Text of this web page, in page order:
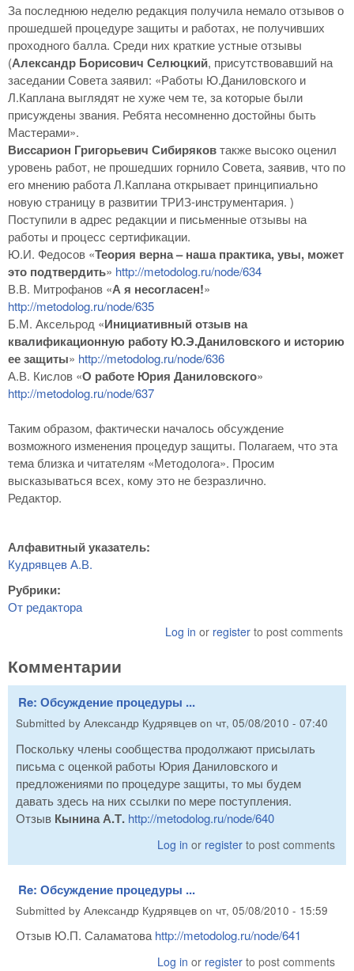
За последнюю неделю редакция получила немало отзывов о
прошедшей процедуре защиты и работах, не получивших
проходного балла. Среди них краткие устные отзывы
(Александр Борисович Селюцкий, присутствовавший на
заседании Совета заявил: «Работы Ю.Даниловского и
Л.Каплана выглядят не хуже чем те, за которые были
присуждены звания. Ребята несомненно достойны быть
Мастерами».
Виссарион Григорьевич Сибиряковтакже высоко оценил
уровень работ, не прошедших горнило Совета, заявив, что по
его мнению работа Л.Каплана открывает принципиально
новую страницу в развитии ТРИЗ-инструментария. )
Поступили в адрес редакции и письменные отзывы на
работы и процесс сертификации.
Ю.И. Федосов «Теория верна – наша практика, увы, может
это подтвердить» http://metodolog.ru/node/634
В.В. Митрофанов «А я несогласен!»
http://metodolog.ru/node/635
Б.М. Аксельрод «Инициативный отзыв на
квалификационную работу Ю.Э.Даниловского и историю
ее защиты» http://metodolog.ru/node/636
А.В. Кислов «О работе Юрия Даниловского»
http://metodolog.ru/node/637
Таким образом, фактически началось обсуждение
возможного изменения процедур защиты. Полагаем, что эта
тема близка и читателям «Методолога». Просим
высказываться всех, кому это не безразлично.
Редактор.
Алфавитный указатель:
Кудрявцев А.В.
Рубрики:
От редактора
Log in or register to post comments
Комментарии
Re: Обсуждение процедуры ...
Submitted by Александр Кудрявцев on чт, 05/08/2010 - 07:40
Поскольку члены сообщества продолжают присылать
письма с оценкой работы Юрия Даниловского и
предложениями по процедуре защиты, то мы будем
давать здесь на них ссылки по мере поступления.
Отзыв Кынина А.Т. http://metodolog.ru/node/640
Log in or register to post comments
Re: Обсуждение процедуры ...
Submitted by Александр Кудрявцев on чт, 05/08/2010 - 15:59
Отзыв Ю.П. Саламатоваhttp://metodolog.ru/node/641
Log in or register to post comments